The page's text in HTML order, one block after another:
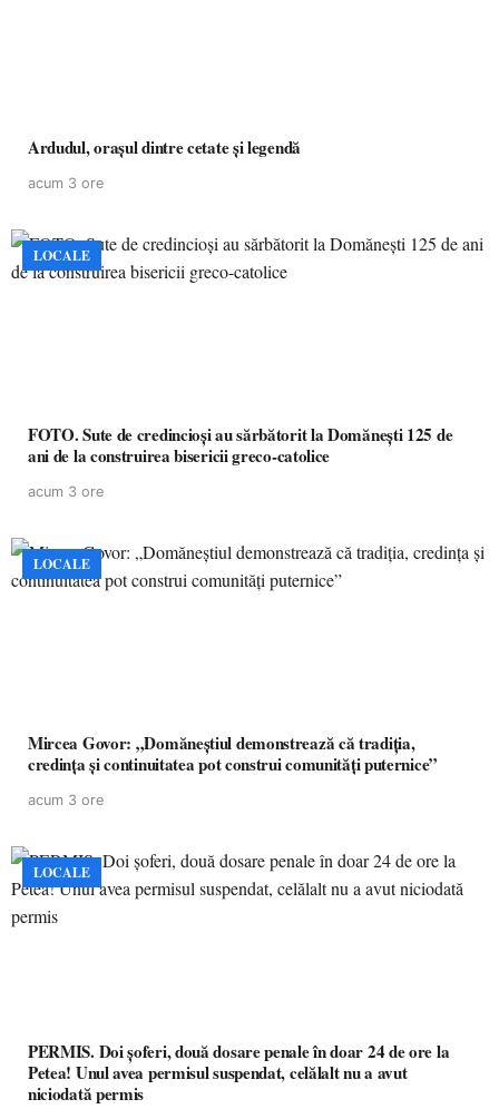
Ardudul, orașul dintre cetate și legendă
acum 3 ore
LOCALE
FOTO. Sute de credincioși au sărbătorit la Domănești 125 de
ani de la construirea bisericii greco-catolice
acum 3 ore
LOCALE
Mircea Govor: „Domăneștiul demonstrează că tradiția,
credința și continuitatea pot construi comunități puternice”
acum 3 ore
LOCALE
PERMIS. Doi șoferi, două dosare penale în doar 24 de ore la
Petea! Unul avea permisul suspendat, celălalt nu a avut
niciodată permis